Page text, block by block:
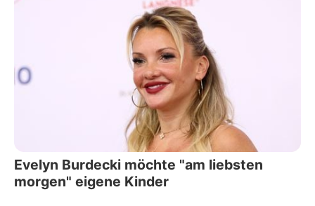
Evelyn Burdecki möchte "am liebsten
morgen" eigene Kinder